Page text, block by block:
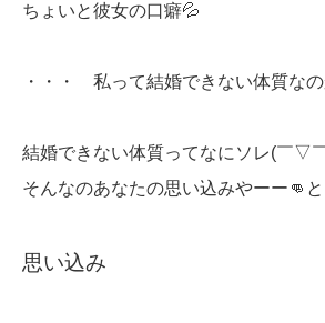
ちょいと彼女の口癖💦
・・・ 私って結婚できない体質
結婚できない体質ってなにソレ(￣▽
そんなのあなたの思い込みやーー
思い込み